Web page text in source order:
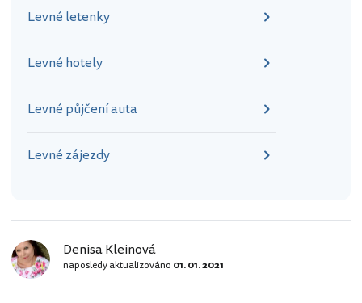
Levné letenky
Levné hotely
Levné půjčení auta
Levné zájezdy
Denisa Kleinová
naposledy aktualizováno 01. 01. 2021